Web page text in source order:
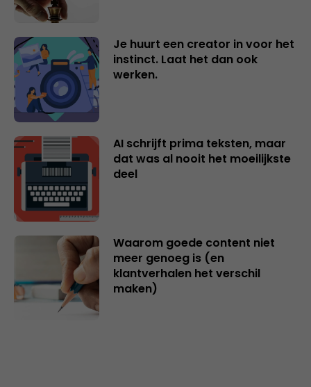
Je huurt een creator in voor het
instinct. Laat het dan ook
werken.
AI schrijft prima teksten, maar
dat was al nooit het moeilijkste
deel
Waarom goede content niet
meer genoeg is (en
klantverhalen het verschil
maken)